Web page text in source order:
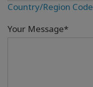
Country/Region Code
Your Message*